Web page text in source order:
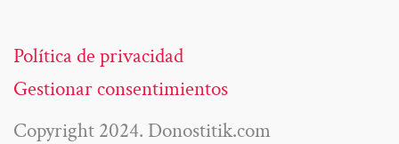
Política de privacidad
Gestionar consentimientos
Copyright 2024. Donostitik.com